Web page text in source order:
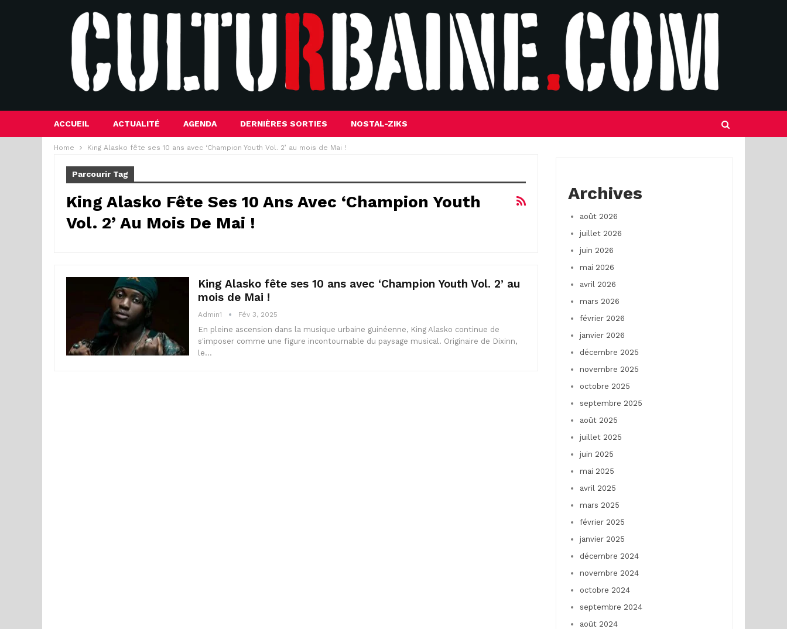
ACCUEIL ACTUALITÉ AGENDA DERNIÈRES SORTIES NOSTAL-ZIKS
Home King Alasko fête ses 10 ans avec ‘Champion Youth Vol. 2’ au mois de Mai !
Parcourir Tag
King Alasko Fête Ses 10 Ans Avec ‘Champion Youth
Vol. 2’ Au Mois De Mai !
King Alasko fête ses 10 ans avec ‘Champion Youth Vol. 2’ au
mois de Mai !
Admin1 Fév 3, 2025
En pleine ascension dans la musique urbaine guinéenne, King Alasko continue de
s'imposer comme une figure incontournable du paysage musical. Originaire de Dixinn,
le…
Archives
août 2026
juillet 2026
juin 2026
mai 2026
avril 2026
mars 2026
février 2026
janvier 2026
décembre 2025
novembre 2025
octobre 2025
septembre 2025
août 2025
juillet 2025
juin 2025
mai 2025
avril 2025
mars 2025
février 2025
janvier 2025
décembre 2024
novembre 2024
octobre 2024
septembre 2024
août 2024